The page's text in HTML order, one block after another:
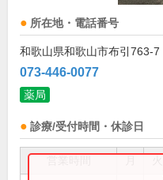
所在地・電話番号
和歌山県和歌山市布引763-7
073-446-0077
薬局
診療/受付時間・休診日